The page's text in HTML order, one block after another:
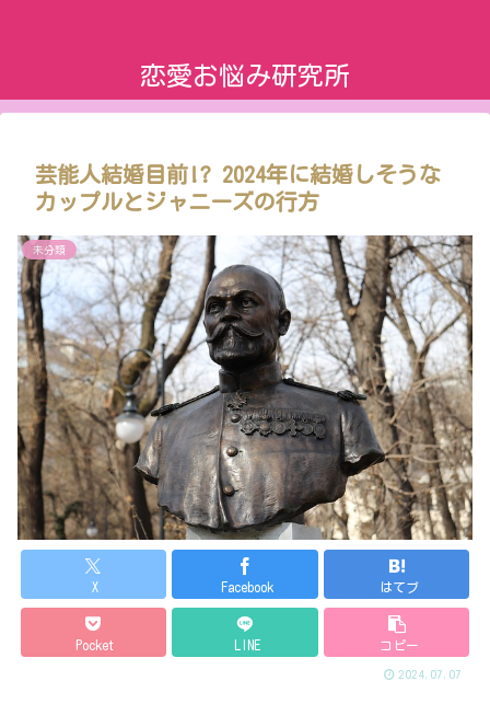
恋愛お悩み研究所
芸能人結婚目前!? 2024年に結婚しそうな
カップルとジャニーズの行方
未分類
X Facebook はてブ
Pocket LINE コピー
2024.07.07